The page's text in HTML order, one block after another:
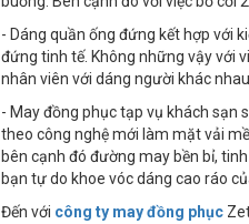
- Dáng quần ống đứng kết hợp với
đứng tinh tế. Không những vậy với
nhân viên với dáng người khác nhau
- May đồng phục tạp vụ khách sạn
theo công nghệ mới làm mặt vải
bên cạnh đó đường may bền bỉ,
bạn tự do khoe vóc dáng cao ráo
Đến với công ty may đồng phục